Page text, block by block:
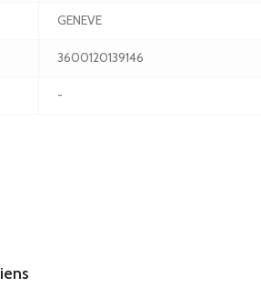
GENEVE
3600120139146
-